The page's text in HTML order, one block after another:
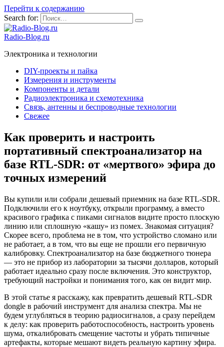
Перейти к содержанию
Search for:
Radio-Blog.ru
Электроника и технологии
DIY-проекты и пайка
Измерения и инструменты
Компоненты и детали
Радиоэлектроника и схемотехника
Связь, антенны и беспроводные технологии
Свежее
Как проверить и настроить
портативный спектроанализатор на
базе RTL-SDR: от «мертвого» эфира до
точных измерений
Вы купили или собрали дешевый приемник на базе RTL-SDR.
Подключили его к ноутбуку, открыли программу, а вместо
красивого графика с пиками сигналов видите просто плоскую
линию или сплошную «кашу» из помех. Знакомая ситуация?
Скорее всего, проблема не в том, что устройство сломано или
не работает, а в том, что вы еще не прошли его первичную
калибровку. Спектроанализатор на базе бюджетного тюнера
— это не прибор из лаборатории за тысячи долларов, который
работает идеально сразу после включения. Это конструктор,
требующий настройки и понимания того, как он видит мир.
В этой статье я расскажу, как превратить дешевый RTL-SDR
dongle в рабочий инструмент для анализа спектра. Мы не
будем углубляться в теорию радиосигналов, а сразу перейдем
к делу: как проверить работоспособность, настроить уровень
шума, откалибровать смещение частоты и убрать типичные
артефакты, которые мешают видеть реальную картину эфира.